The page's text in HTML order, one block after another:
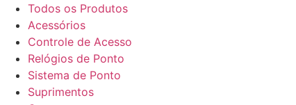
Todos os Produtos
Acessórios
Controle de Acesso
Relógios de Ponto
Sistema de Ponto
Suprimentos